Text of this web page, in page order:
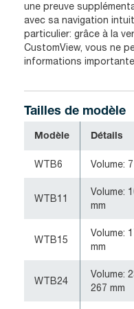
une preuve
avec sa navigation
particulier: grâce à la
CustomView, vous ne
informations
Tailles de modèle
Modèle Détails
WTB6 Volume:
WTB11
Volume:
mm
WTB15
Volume:
mm
WTB24
Volume:
267 mm